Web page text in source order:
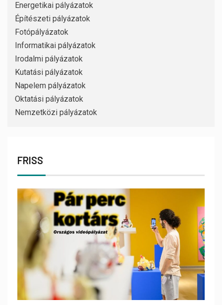
Energetikai pályázatok
Építészeti pályázatok
Fotópályázatok
Informatikai pályázatok
Irodalmi pályázatok
Kutatási pályázatok
Napelem pályázatok
Oktatási pályázatok
Nemzetközi pályázatok
FRISS